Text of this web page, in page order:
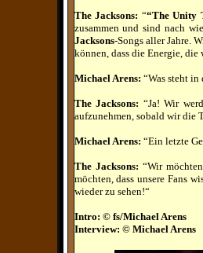
The Jacksons: ““The Unity
zusammen und sind nach
Jacksons-Songs aller Jahre.
können, dass die Energie,
Michael Arens: “Was steht in
The Jacksons: “Ja! Wir
aufzunehmen, sobald wir die
Michael Arens: “Ein letzte
The Jacksons: “Wir
möchten, dass unsere Fans
wieder zu sehen!“
Intro: © fs/Michael Arens
Interview: © Michael Arens